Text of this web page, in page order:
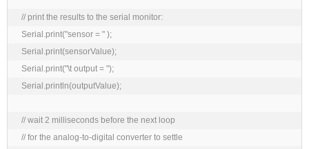
// print the results to the serial monitor:
Serial.print("sensor = " );
Serial.print(sensorValue);
Serial.print("\t output = ");
Serial.println(outputValue);
// wait 2 milliseconds before the next loop
// for the analog-to-digital converter to settle